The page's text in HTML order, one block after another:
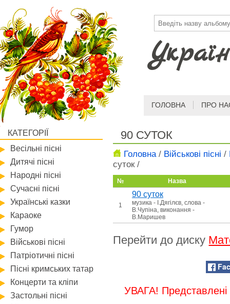
ГОЛОВНА ПРО
КАТЕГОРІЇ
Весільні пісні
Дитячі пісні
Народні пісні
Сучасні пісні
Українські казки
Караоке
Гумор
Військові пісні
Патріотичні пісні
Пісні кримських татар
Концерти та кліпи
Застольні пісні
90 СУТОК
Головна/ Військові пісні /
суток/
№ Назва
1
90 суток
музика - І.Дягілєв, слова -
В.Чупіна, виконання -
В.Маришев
Перейти до диску
УВАГА! Представлені